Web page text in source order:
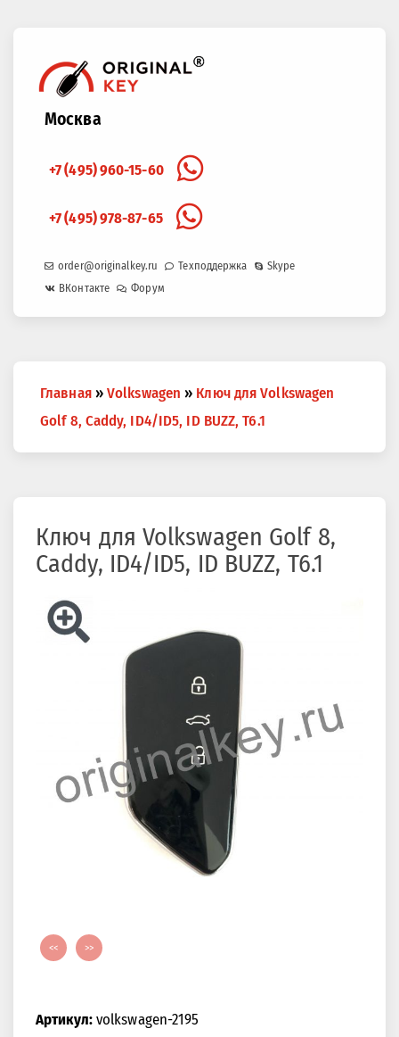
Москва
+7 (495) 960-15-60
+7 (495) 978-87-65
order@originalkey.ru Техподдержка
Skype
ВКонтакте
Форум
здесь
Главная » Volkswagen » Ключ для Volkswagen
Golf 8, Caddy, ID4/ID5, ID BUZZ, T6.1
Ключ для Volkswagen Golf 8,
Caddy, ID4/ID5, ID BUZZ, T6.1
<< >>
Артикул:volkswagen-2195